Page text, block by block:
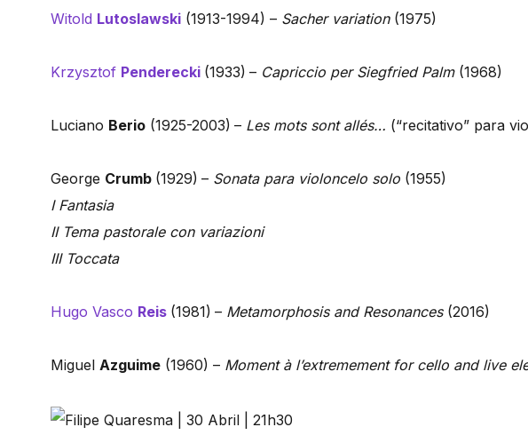
Witold Lutoslawski (1913-1994) – Sacher variation (1975)
Krzysztof Penderecki (1933) – Capriccio per Siegfried Palm(1968)
Luciano Berio (1925-2003) – Les mots sont allés… (“recitativo” para
George Crumb (1929) – Sonata para violoncelo solo (1955)
I Fantasia
II Tema pastorale con variazioni
III Toccata
Hugo Vasco Reis (1981) – Metamorphosis and Resonances(2016)
Miguel Azguime (1960) – Moment à l’extremement for cello and live